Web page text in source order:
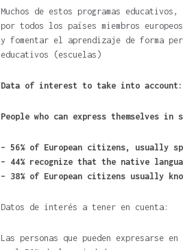
Muchos de estos programas
por todos los países miembros
y fomentar el aprendizaje de forma
educativos (escuelas)
Data of interest to take into account:
People who can express themselves
– 56% of European citizens, usually
– 44% recognize that the native
– 38% of European citizens usually
Datos de interés a tener en cuenta:
Las personas que pueden